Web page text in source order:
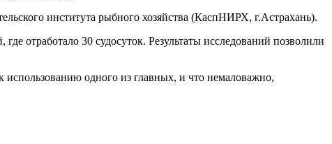
института рыбного хозяйства (КаспНИРХ, г.Астрахань).
отработало 30 судосуток. Результаты исследований позволили
одного из главных, и что немаловажно,